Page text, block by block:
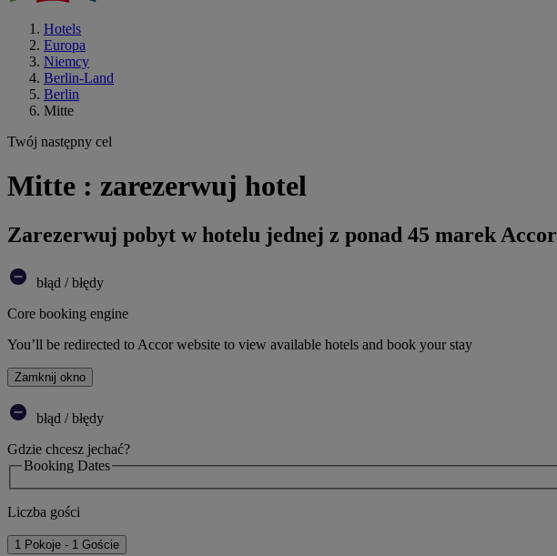
Hotels
Europa
Niemcy
Berlin-Land
Berlin
Mitte
Twój następny cel
Mitte : zarezerwuj hotel
Zarezerwuj pobyt w hotelu jednej z ponad 45 marek Accor
błąd / błędy
Core booking engine
You’ll be redirected to Accor website to view available hotels and book your stay
Zamknij okno
błąd / błędy
Gdzie chcesz jechać?
Booking Dates
Liczba gości
1 Pokoje - 1 Goście